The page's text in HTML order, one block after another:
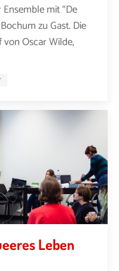
mit “De
zu Gast. Die
Oscar Wilde,
Leben